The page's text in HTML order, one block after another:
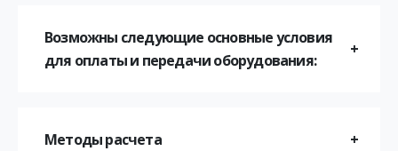
Возможны следующие основные условия
для оплаты и передачи оборудования:
Методы расчета